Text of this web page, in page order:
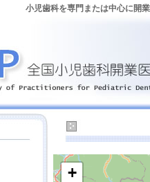
小児歯科を専門または中心に開
+